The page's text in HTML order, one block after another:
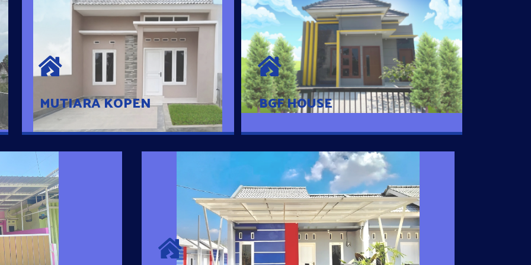
MUTIARA KOPEN
MUTIARA KOPEN
Hunian nyaman dengan suasana
pedesaan. 10 menit dari pusat kota, 2
menit dari Ring Road
BGF HOUSE
BGF HOUSE
Hunian Mewah Pusat Kota dengan fasilitas
Free Desain, Dapur, Parkir Mobil dengan 3
Kamar Tidur dan 2 Kamar Mandi.
Pintar
rumahnya dengan
SURYA MADANI SATU
Satu-satunya Hunian nyaman dengan harga subsidi hanya 100
jutaan dengan lokasi strategis di Tuban